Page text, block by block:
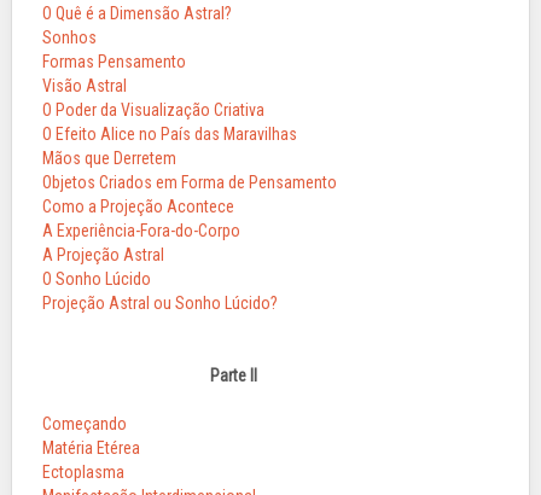
O Quê é a Dimensão Astral?
Sonhos
Formas Pensamento
Visão Astral
O Poder da Visualização Criativa
O Efeito Alice no País das Maravilhas
Mãos que Derretem
Objetos Criados em Forma de Pensamento
Como a Projeção Acontece
A Experiência-Fora-do-Corpo
A Projeção Astral
O Sonho Lúcido
Projeção Astral ou Sonho Lúcido?
Parte II
Começando
Matéria Etérea
Ectoplasma